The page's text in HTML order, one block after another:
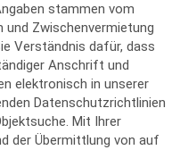
stammen vom
Zwischenvermietung
Verständnis dafür, dass
Anschrift und
elektronisch in unserer
Datenschutzrichtlinien
Mit Ihrer
der Übermittlung von auf